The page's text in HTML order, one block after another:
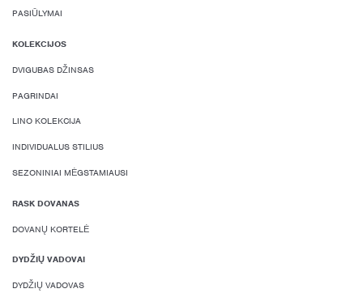
PASIŪLYMAI
KOLEKCIJOS
DVIGUBAS DŽINSAS
PAGRINDAI
LINO KOLEKCIJA
INDIVIDUALUS STILIUS
SEZONINIAI MĖGSTAMIAUSI
RASK DOVANAS
DOVANŲ KORTELĖ
DYDŽIŲ VADOVAI
DYDŽIŲ VADOVAS